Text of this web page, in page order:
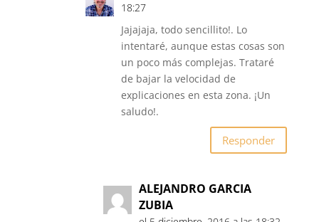
18:27
Jajajaja, todo sencillito!. Lo
intentaré, aunque estas cosas son
un poco más complejas. Trataré
de bajar la velocidad de
explicaciones en esta zona. ¡Un
saludo!.
Responder
ALEJANDRO GARCIA
ZUBIA